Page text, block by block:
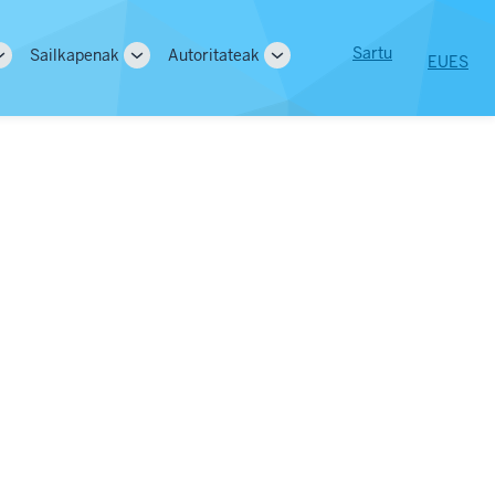
Sailkapenak
ToggleAutoritateak
Toggle
User
menu
Sartu EUES